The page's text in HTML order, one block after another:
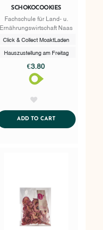
SCHOKOCOOKIES
Fachschule für Land- u.
Ernährungswirtschaft Naas
Click & Collect MoaktLaden
Hauszustellung am Freitag
€3.80
ADD TO CARTADDTOCART